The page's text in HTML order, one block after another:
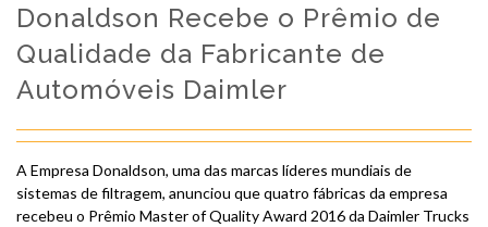
Donaldson Recebe o Prêmio de
Qualidade da Fabricante de
Automóveis Daimler
A Empresa Donaldson, uma das marcas líderes mundiais de
sistemas de filtragem, anunciou que quatro fábricas da empresa
recebeu o Prêmio Master of Quality Award 2016 da Daimler Trucks